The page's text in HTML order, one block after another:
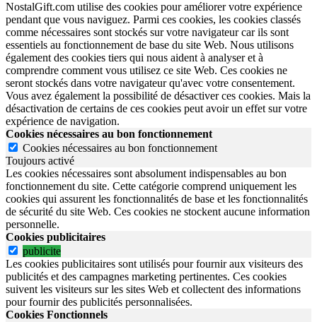
NostalGift.com utilise des cookies pour améliorer votre expérience
pendant que vous naviguez. Parmi ces cookies, les cookies classés
comme nécessaires sont stockés sur votre navigateur car ils sont
essentiels au fonctionnement de base du site Web. Nous utilisons
également des cookies tiers qui nous aident à analyser et à
comprendre comment vous utilisez ce site Web. Ces cookies ne
seront stockés dans votre navigateur qu'avec votre consentement.
Vous avez également la possibilité de désactiver ces cookies. Mais la
désactivation de certains de ces cookies peut avoir un effet sur votre
expérience de navigation.
Cookies nécessaires au bon fonctionnement
Cookies nécessaires au bon fonctionnement
Toujours activé
Les cookies nécessaires sont absolument indispensables au bon
fonctionnement du site. Cette catégorie comprend uniquement les
cookies qui assurent les fonctionnalités de base et les fonctionnalités
de sécurité du site Web. Ces cookies ne stockent aucune information
personnelle.
Cookies publicitaires
publicite
Les cookies publicitaires sont utilisés pour fournir aux visiteurs des
publicités et des campagnes marketing pertinentes. Ces cookies
suivent les visiteurs sur les sites Web et collectent des informations
pour fournir des publicités personnalisées.
Cookies Fonctionnels